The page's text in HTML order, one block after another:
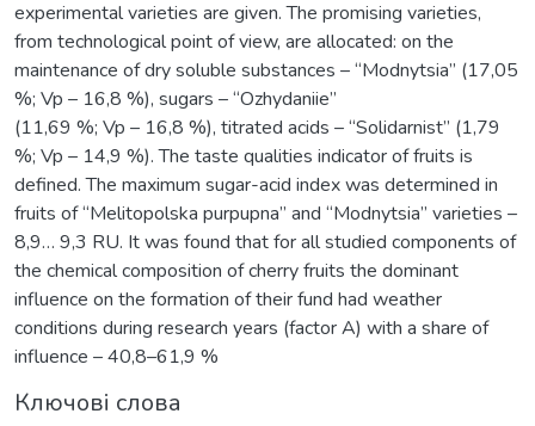
experimental varieties are given. The promising varieties,
from technological point of view, are allocated: on the
maintenance of dry soluble substances – “Modnytsia” (17,05
%; Vp – 16,8 %), sugars – “Ozhydaniie”
(11,69 %; Vp – 16,8 %), titrated acids – “Solidarnist” (1,79
%; Vp – 14,9 %). The taste qualities indicator of fruits is
defined. The maximum sugar-acid index was determined in
fruits of “Melitopolska purpupna” and “Modnytsia” varieties –
8,9… 9,3 RU. It was found that for all studied components of
the chemical composition of cherry fruits the dominant
influence on the formation of their fund had weather
conditions during research years (factor A) with a share of
influence – 40,8–61,9 %
Ключові слова